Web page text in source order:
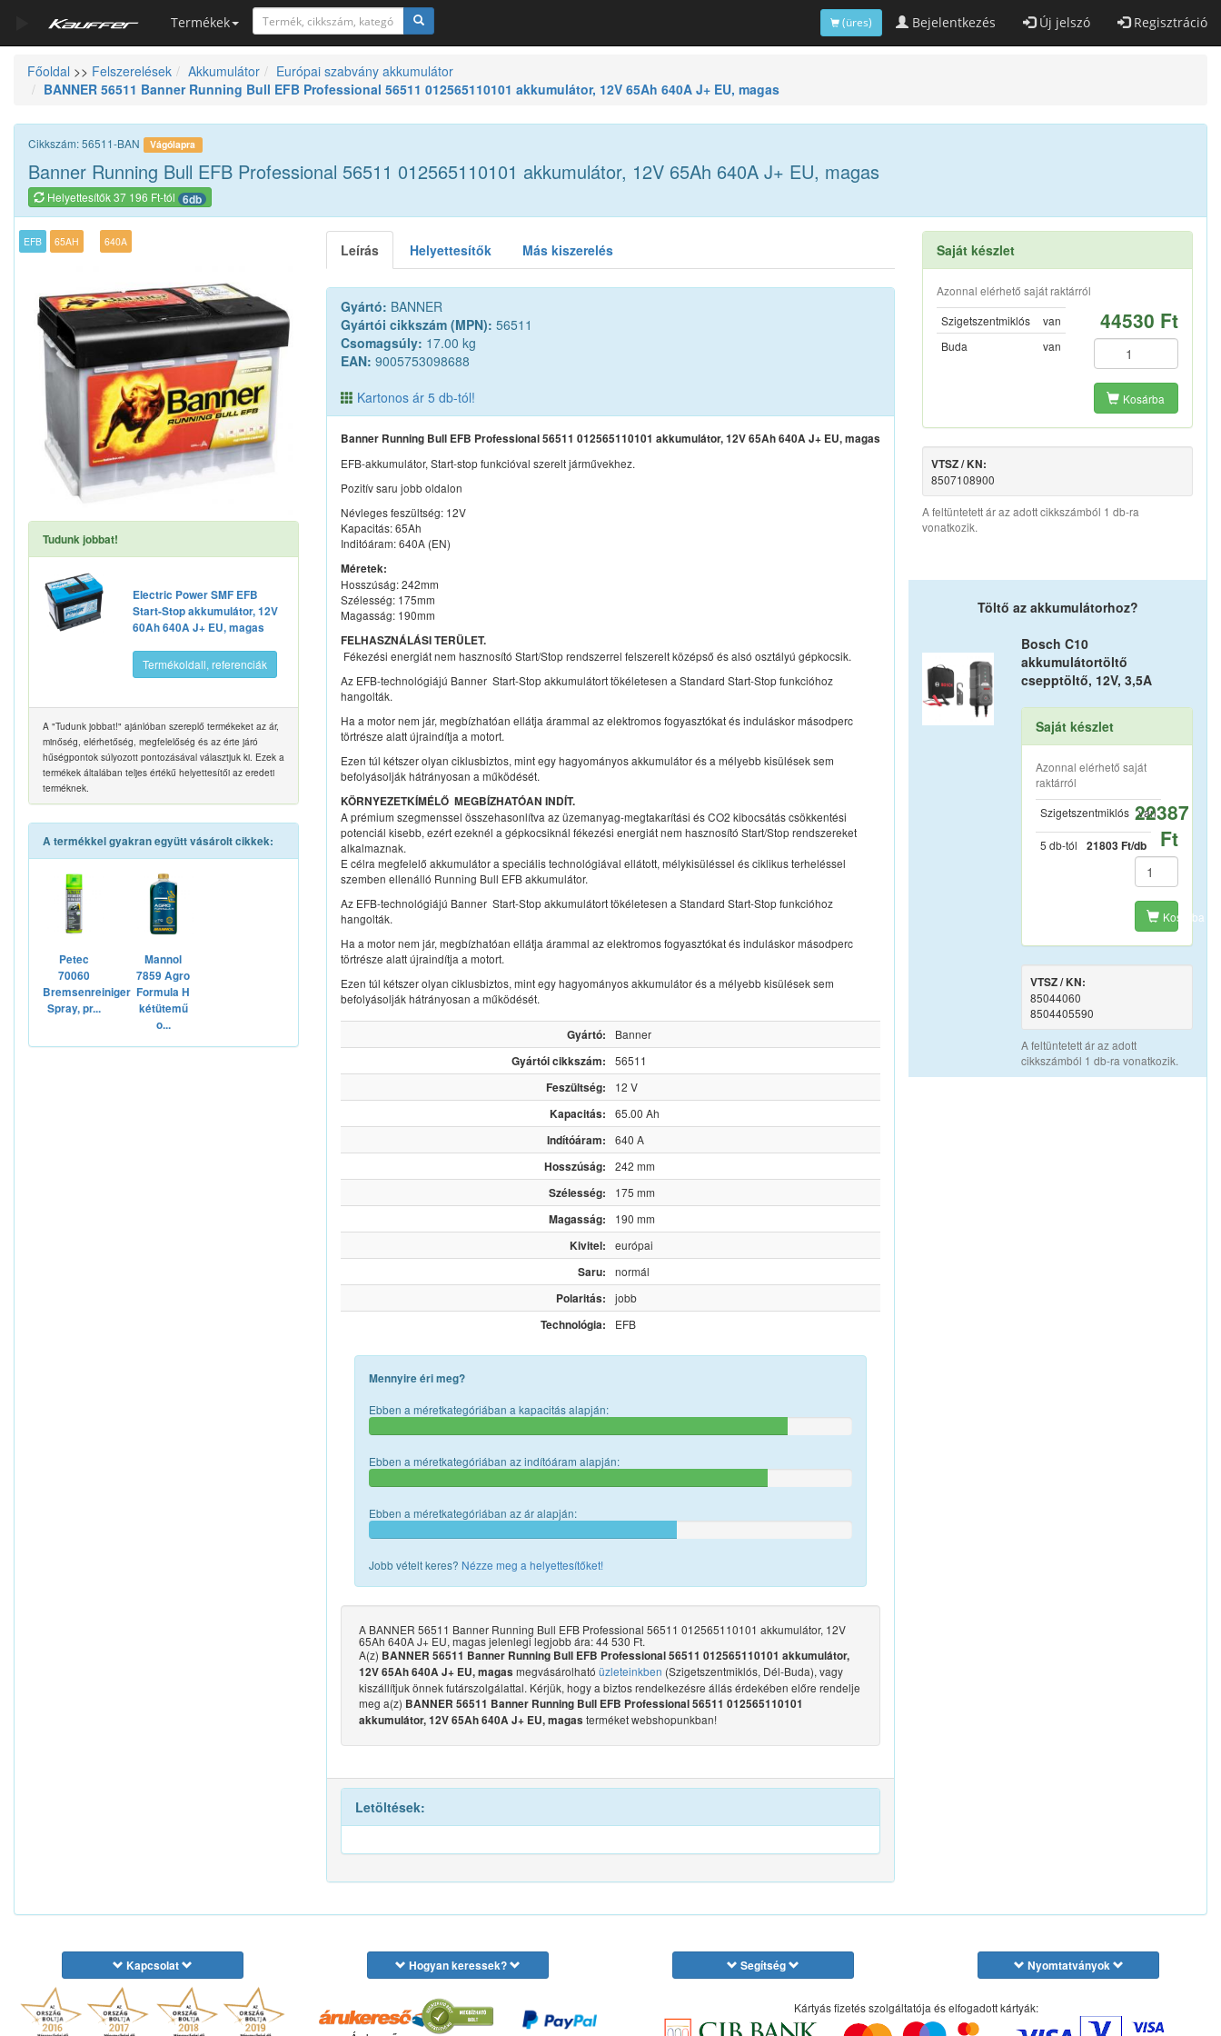
Termékek Bejelentkezés Új jelszó Regisztráció
(üres)
Szerszámkatalógus
Alkatrészek
Főoldal >> Felszerelések Akkumulátor
Európai szabvány akkumulátor
BANNER 56511 Banner Running Bull EFB Professional 56511 012565110101 akkumulátor, 12V 65Ah 640A J+ EU, magas
Cikkszám: 56511-BAN Vágólapra
Banner Running Bull EFB Professional 56511 012565110101 akkumulátor, 12V 65Ah 640A J+ EU, magas
Helyettesítők 37 196 Ft-tól 6db
EFB 65AH 640A
Tudunk jobbat!
Electric Power SMF EFB
Start-Stop akkumulátor, 12V
60Ah 640A J+ EU, magas
Termékoldall, referenciák
A "Tudunk jobbat!" ajánlóban szereplő termékeket az ár,
minőség, elérhetőség, megfelelőség és az érte járó
hűségpontok súlyozott pontozásával választjuk ki. Ezek a
termékek általában teljes értékű helyettesítői az eredeti
terméknek.
A termékkel gyakran együtt vásárolt cikkek:
Petec
70060
Bremsenreiniger
Spray, pr...
Mannol
7859 Agro
Formula H
kétütemű
o...
Leírás Helyettesítők Más kiszerelés
Gyártó: BANNER
Gyártói cikkszám (MPN): 56511
Csomagsúly: 17.00 kg
EAN: 9005753098688
Kartonos ár 5 db-tól!
Banner Running Bull EFB Professional 56511 012565110101 akkumulátor, 12V 65Ah 640A J+ EU, magas
EFB-akkumulátor, Start-stop funkcióval szerelt járművekhez.
Pozitív saru jobb oldalon
Névleges feszültség: 12V
Kapacitás: 65Ah
Inditóáram: 640A (EN)
Méretek:
Hosszúság: 242mm
Szélesség: 175mm
Magasság: 190mm
FELHASZNÁLÁSI TERÜLET.
 Fékezési energiát nem hasznosító Start/Stop rendszerrel felszerelt középső és alsó osztályú gépkocsik.
Az EFB-technológiájú Banner Start-Stop akkumulátort tökéletesen a Standard Start-Stop funkcióhoz
hangolták.
Ha a motor nem jár, megbízhatóan ellátja árammal az elektromos fogyasztókat és induláskor másodperc
törtrésze alatt újraindítja a motort.
Ezen túl kétszer olyan ciklusbiztos, mint egy hagyományos akkumulátor és a mélyebb kisülések sem
befolyásolják hátrányosan a működését.
KÖRNYEZETKÍMÉLŐ  MEGBÍZHATÓAN INDÍT.
A prémium szegmenssel összehasonlítva az üzemanyag-megtakarítási és CO2 kibocsátás csökkentési
potenciál kisebb, ezért ezeknél a gépkocsiknál fékezési energiát nem hasznosító Start/Stop rendszereket
alkalmaznak.
E célra megfelelő akkumulátor a speciális technológiával ellátott, mélykisüléssel és ciklikus terheléssel
szemben ellenálló Running Bull EFB akkumulátor.
Az EFB-technológiájú Banner Start-Stop akkumulátort tökéletesen a Standard Start-Stop funkcióhoz
hangolták.
Ha a motor nem jár, megbízhatóan ellátja árammal az elektromos fogyasztókat és induláskor másodperc
törtrésze alatt újraindítja a motort.
Ezen túl kétszer olyan ciklusbiztos, mint egy hagyományos akkumulátor és a mélyebb kisülések sem
befolyásolják hátrányosan a működését.
Gyártó: Banner
Gyártói cikkszám: 56511
Feszültség: 12 V
Kapacitás: 65.00 Ah
Indítóáram: 640 A
Hosszúság: 242 mm
Szélesség: 175 mm
Magasság: 190 mm
Kivitel: európai
Saru: normál
Polaritás: jobb
Technológia: EFB
Mennyire éri meg?
Ebben a méretkategóriában a kapacitás alapján:
Ebben a méretkategóriában az indítóáram alapján:
Ebben a méretkategóriában az ár alapján:
Jobb vételt keres? Nézze meg a helyettesítőket!
A BANNER 56511 Banner Running Bull EFB Professional 56511 012565110101 akkumulátor, 12V
65Ah 640A J+ EU, magas jelenlegi legjobb ára: 44 530 Ft.
A(z) BANNER 56511 Banner Running Bull EFB Professional 56511 012565110101 akkumulátor,
12V 65Ah 640A J+ EU, magas megvásárolható üzleteinkben (Szigetszentmiklós, Dél-Buda), vagy
kiszállítjuk önnek futárszolgálattal. Kérjük, hogy a biztos rendelkezésre állás érdekében előre rendelje
meg a(z) BANNER 56511 Banner Running Bull EFB Professional 56511 012565110101
akkumulátor, 12V 65Ah 640A J+ EU, magas terméket webshopunkban!
Letöltések:
Saját készlet
Azonnal elérhető saját raktárról
Szigetszentmiklós
van
Buda
van
44530 Ft
Kosárba
VTSZ / KN:
8507108900
A feltüntetett ár az adott cikkszámból 1 db-ra
vonatkozik.
Töltő az akkumulátorhoz?
Bosch C10
akkumulátortöltő
csepptöltő, 12V, 3,5A
Saját készlet
Azonnal elérhető saját
raktárról
Szigetszentmiklós
van
5 db-tól 21803 Ft/db
22387
Ft
Kosárba
VTSZ / KN:
85044060
8504405590
A feltüntetett ár az adott
cikkszámból 1 db-ra vonatkozik.
Kapcsolat Hogyan keressek? Segítség Nyomtatványok
Kártyás fizetés szolgáltatója és elfogadott kártyák: